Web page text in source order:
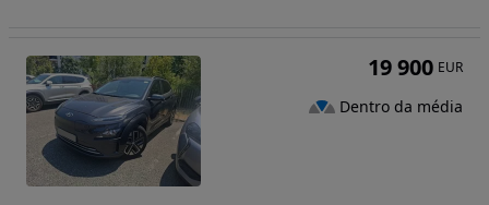
19 900 EUR
Dentro da média